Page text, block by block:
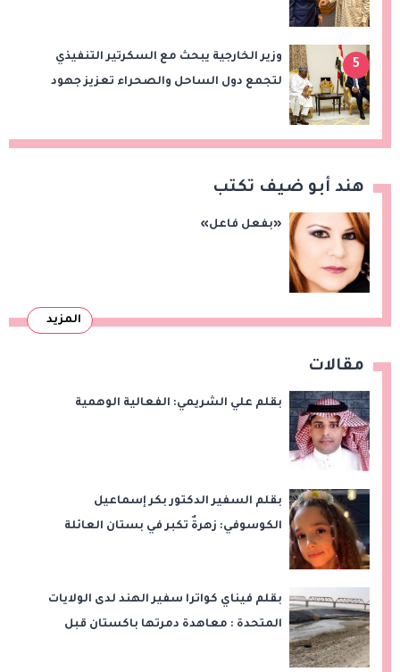
5
وزير الخارجية يبحث مع السكرتير التنفيذي
لتجمع دول الساحل والصحراء تعزيز جهود
هند أبو ضيف تكتب
«بفعل فاعل»
المزيد
مقالات
بقلم علي الشريمي: الفعالية الوهمية
بقلم السفير الدكتور بكر إسماعيل
الكوسوفي: زهرةٌ تكبر في بستان العائلة
بقلم فيناي كواترا سفير الهند لدى الولايات
المتحدة : معاهدة دمرتها باكستان قبل